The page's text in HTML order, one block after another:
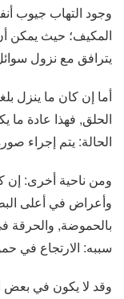
وجود التهاب جيوب
المكيف؛ حيث يمكن
يترافق مع نزول
أما إن كان ما ينزل
الحلق, فهذا عادة ما
الحالة: يتم إجراء
ومن ناحية أخرى:
وأعراض في أعلى
بالحموضة, والحرقة
سببه: الارتجاع في
وقد لا يكون في بعض